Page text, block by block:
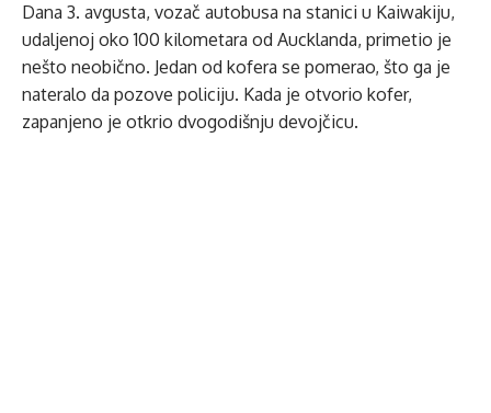
Dana 3. avgusta, vozač autobusa na stanici u Kaiwakiju,
udaljenoj oko 100 kilometara od Aucklanda, primetio je
nešto neobično. Jedan od kofera se pomerao, što ga je
nateralo da pozove policiju. Kada je otvorio kofer,
zapanjeno je otkrio dvogodišnju devojčicu.